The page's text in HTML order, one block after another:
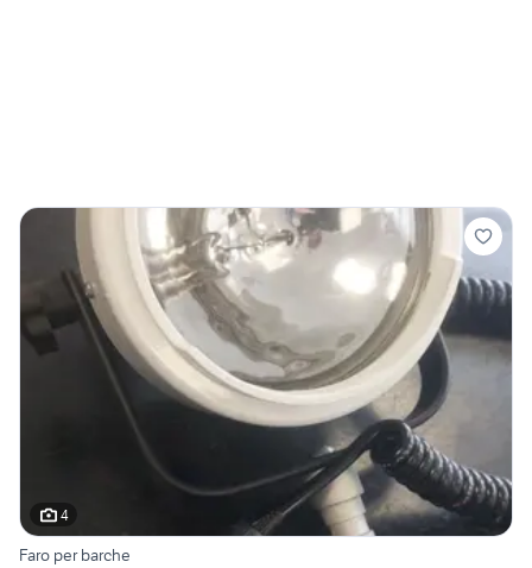
4
Faro per barche